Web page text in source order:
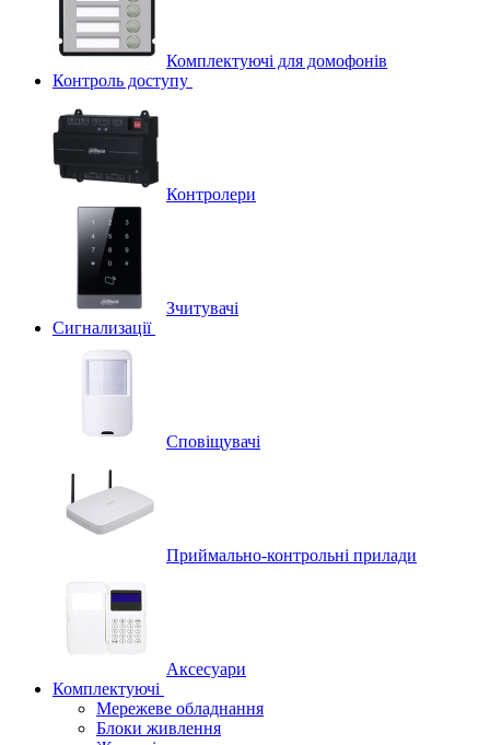
Комплектуючі для домофонів
Контроль доступу
Контролери
Зчитувачі
Сигнализації
Сповіщувачі
Приймально-контрольні прилади
Аксесуари
Комплектуючі
Мережеве обладнання
Блоки живлення